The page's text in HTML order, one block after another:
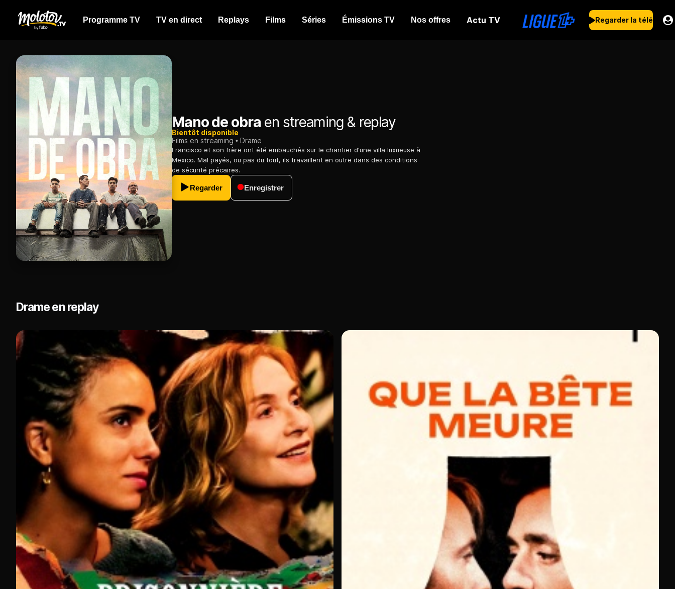
Programme TV TV en direct Replays Films Séries Émissions TV Nos offres Actu TV Regarder la télé
Mano de obra en streaming & replay
Bientôt disponible
Films en streaming
Drame
Francisco et son frère ont été embauchés sur le chantier d'une villa luxueuse à
Mexico. Mal payés, ou pas du tout, ils travaillent en outre dans des conditions
de sécurité précaires.
Regarder Enregistrer
Drame en replay